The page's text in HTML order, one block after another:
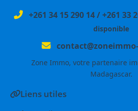
+261 34 15 290 14/+261 33
disponible
Zone Immo, votre partenaire
Madagascar.
Liens utiles